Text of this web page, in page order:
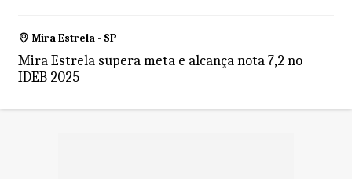
Mira Estrela - SP
Mira Estrela supera meta e alcança nota 7,2 no
IDEB 2025